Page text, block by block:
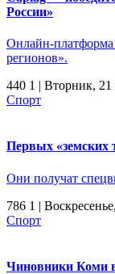
России»
Онлайн-платформа
регионов».
440 1 | Вторник, 21
Спорт
Первых «земских
Они получат
786 1 |
Спорт
Чиновники Коми